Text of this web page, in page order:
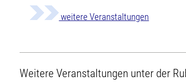
weitere Veranstaltungen
Weitere Veranstaltungen unter der